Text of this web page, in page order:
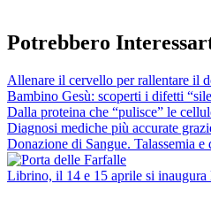
Potrebbero
Allenare il cervello per rallentare il
Bambino Gesù: scoperti i difetti
Dalla proteina che “pulisce” le
Diagnosi mediche più accurate
Donazione di Sangue. Talassemia e
Librino, il 14 e 15 aprile si inaugura